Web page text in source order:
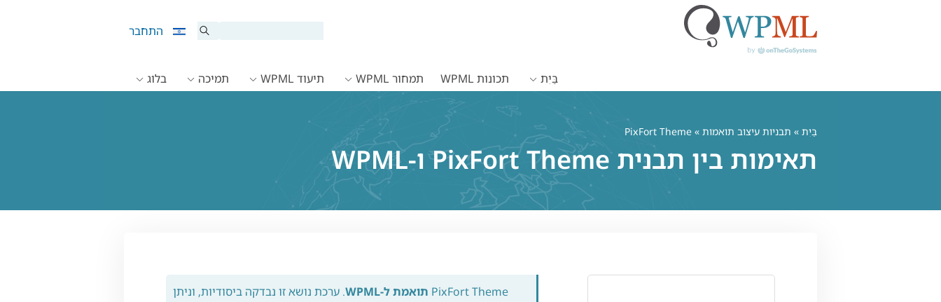
התחבר
בַּיִת תכונות WPML תמחור WPML תיעוד WPML תמיכה בלוג
בַּיִת » תבניות עיצוב תואמות » PixFort Theme
תאימות בין תבנית PixFort Theme ו-WPML
PixFort Theme תואמת ל-WPML
. ערכת נושא זו נבדקה ביסודיות, וניתן